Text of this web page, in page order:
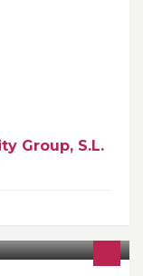
Group, S.L.